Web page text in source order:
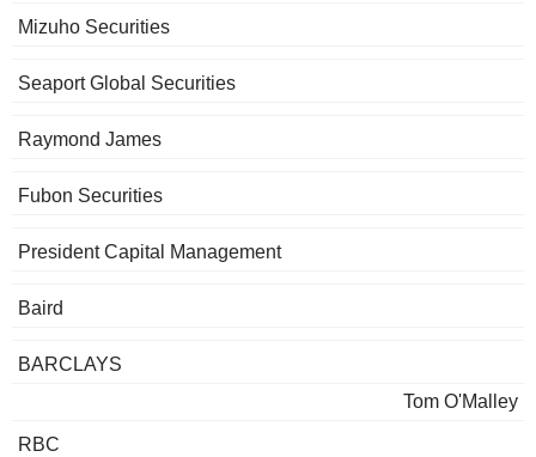
Mizuho Securities
Seaport Global Securities
Raymond James
Fubon Securities
President Capital Management
Baird
BARCLAYS
Tom O'Malley
RBC